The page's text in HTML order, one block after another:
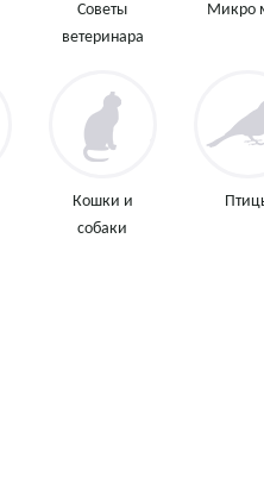
Советы
ветеринара
Микро
Кошки и
собаки